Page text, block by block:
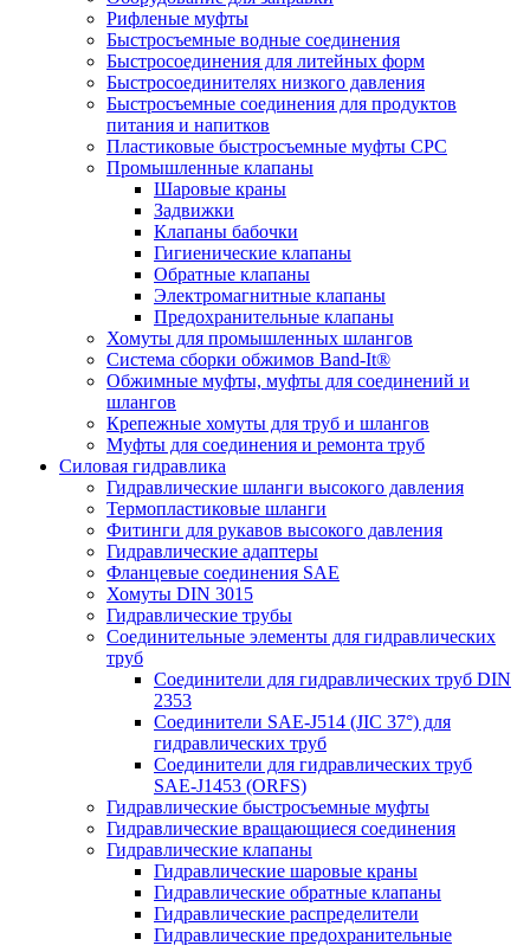
Рифленые муфты
Быстросъемные водные соединения
Быстросоединения для литейных форм
Быстросоединителях низкого давления
Быстросъемные соединения для продуктов
питания и напитков
Пластиковые быстросъемные муфты CPC
Промышленные клапаны
Шаровые краны
Задвижки
Клапаны бабочки
Гигиенические клапаны
Обратные клапаны
Электромагнитные клапаны
Предохранительные клапаны
Хомуты для промышленных шлангов
Система сборки обжимов Band-It®
Обжимные муфты, муфты для соединений и
шлангов
Крепежные хомуты для труб и шлангов
Муфты для соединения и ремонта труб
Силовая гидравлика
Гидравлические шланги высокого давления
Термопластиковые шланги
Фитинги для рукавов высокого давления
Гидравлические адаптеры
Фланцевые соединения SAE
Хомуты DIN 3015
Гидравлические трубы
Соединительные элементы для гидравлических
труб
Соединители для гидравлических труб DIN
2353
Соединители SAE-J514 (JIC 37°) для
гидравлических труб
Соединители для гидравлических труб
SAE-J1453 (ORFS)
Гидравлические быстросъемные муфты
Гидравлические вращающиеся соединения
Гидравлические клапаны
Гидравлические шаровые краны
Гидравлические обратные клапаны
Гидравлические распределители
Гидравлические предохранительные